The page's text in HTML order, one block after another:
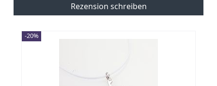
Rezension schreiben
-20%